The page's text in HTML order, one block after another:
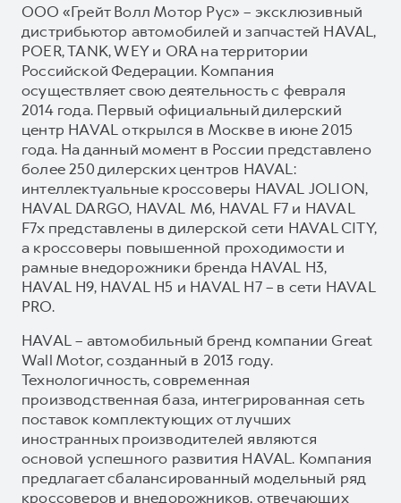
ООО «Грейт Волл Мотор Рус» – эксклюзивный
дистрибьютор автомобилей и запчастей HAVAL,
POER, TANK, WEY и ORA на территории
Российской Федерации. Компания
осуществляет свою деятельность с февраля
2014 года. Первый официальный дилерский
центр HAVAL открылся в Москве в июне 2015
года. На данный момент в России представлено
более 250 дилерских центров HAVAL:
интеллектуальные кроссоверы HAVAL JOLION,
HAVAL DARGO, HAVAL М6, HAVAL F7 и HAVAL
F7x представлены в дилерской сети HAVAL CITY,
а кроссоверы повышенной проходимости и
рамные внедорожники бренда HAVAL H3,
HAVAL H9, HAVAL H5 и HAVAL H7 – в сети HAVAL
PRO.
HAVAL – автомобильный бренд компании Great
Wall Motor, созданный в 2013 году.
Технологичность, современная
производственная база, интегрированная сеть
поставок комплектующих от лучших
иностранных производителей являются
основой успешного развития HAVAL. Компания
предлагает сбалансированный модельный ряд
кроссоверов и внедорожников, отвечающих